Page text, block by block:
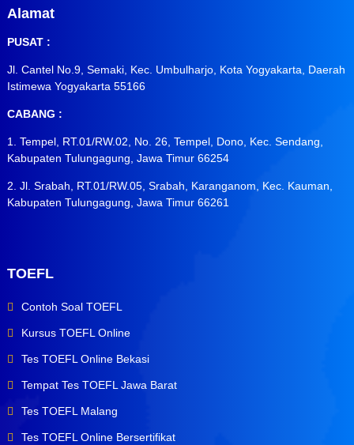
Alamat
PUSAT :
Jl. Cantel No.9, Semaki, Kec. Umbulharjo, Kota Yogyakarta, Daerah
Istimewa Yogyakarta 55166
CABANG :
1. Tempel, RT.01/RW.02, No. 26, Tempel, Dono, Kec. Sendang,
Kabupaten Tulungagung, Jawa Timur 66254
2. Jl. Srabah, RT.01/RW.05, Srabah, Karanganom, Kec. Kauman,
Kabupaten Tulungagung, Jawa Timur 66261
TOEFL
Contoh Soal TOEFL
Kursus TOEFL Online
Tes TOEFL Online Bekasi
Tempat Tes TOEFL Jawa Barat
Tes TOEFL Malang
Tes TOEFL Online Bersertifikat